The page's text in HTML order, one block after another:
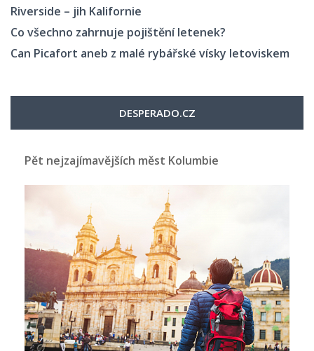
Riverside – jih Kalifornie
Co všechno zahrnuje pojištění letenek?
Can Picafort aneb z malé rybářské vísky letoviskem
DESPERADO.CZ
Pět nejzajímavějších měst Kolumbie